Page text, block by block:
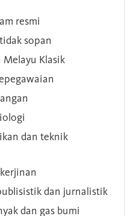
resmi
sopan
Melayu Klasik
dan teknik
dan jurnalistik
dan gas bumi